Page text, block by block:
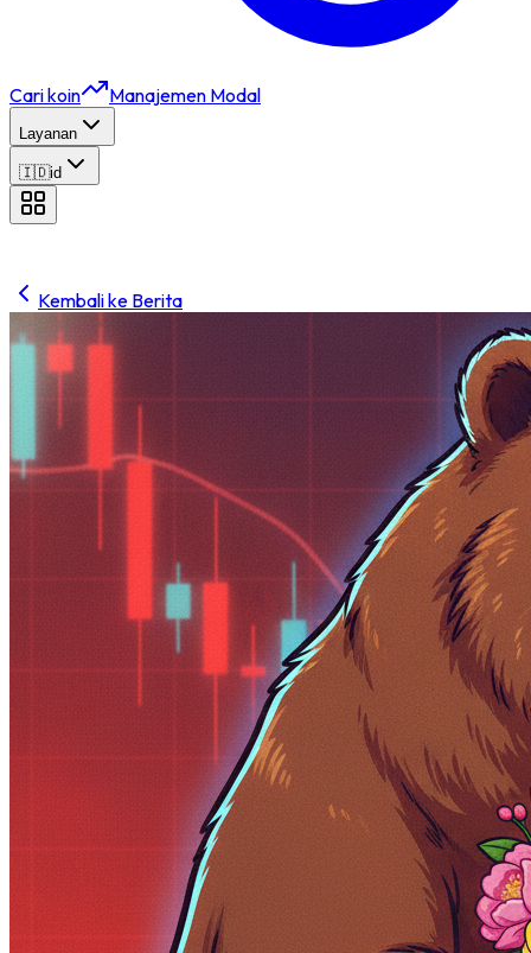
Cari koin Manajemen Modal
Layanan
🇮🇩id
Kembali ke Berita